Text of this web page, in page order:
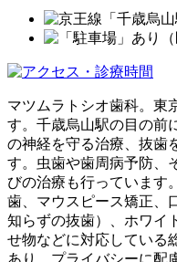
マツムラトシオ歯科。東
す。千歳烏山駅の目の前
の神経を守る治療、抜歯
す。虫歯や歯周病予防、
びの治療も行っています
歯、マウスピース矯正、
知らずの抜歯）、ホワイ
せ物などに対応している